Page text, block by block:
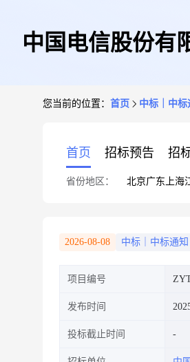
中国电信股份有
您当前的位置： 首页 中标｜中标
首页 招标预告 招
省份地区： 北京广东 上海
2026-08-08 中标｜中标通知
项目编号
发布时间
投标截止时间